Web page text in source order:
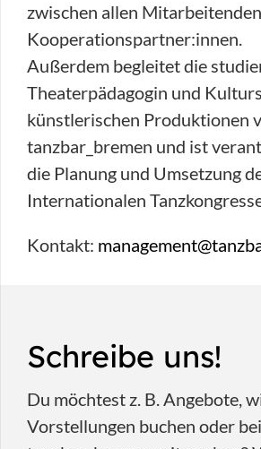
zwischen allen
Kooperationspartner:innen.
Außerdem begleitet die
Theaterpädagogin und
künstlerischen Produktionen
tanzbar_bremen und ist
die Planung und Umsetzung
Internationalen
Kontakt:
Schreibe uns!
Du möchtest z. B. Angebote,
Vorstellungen buchen oder bei